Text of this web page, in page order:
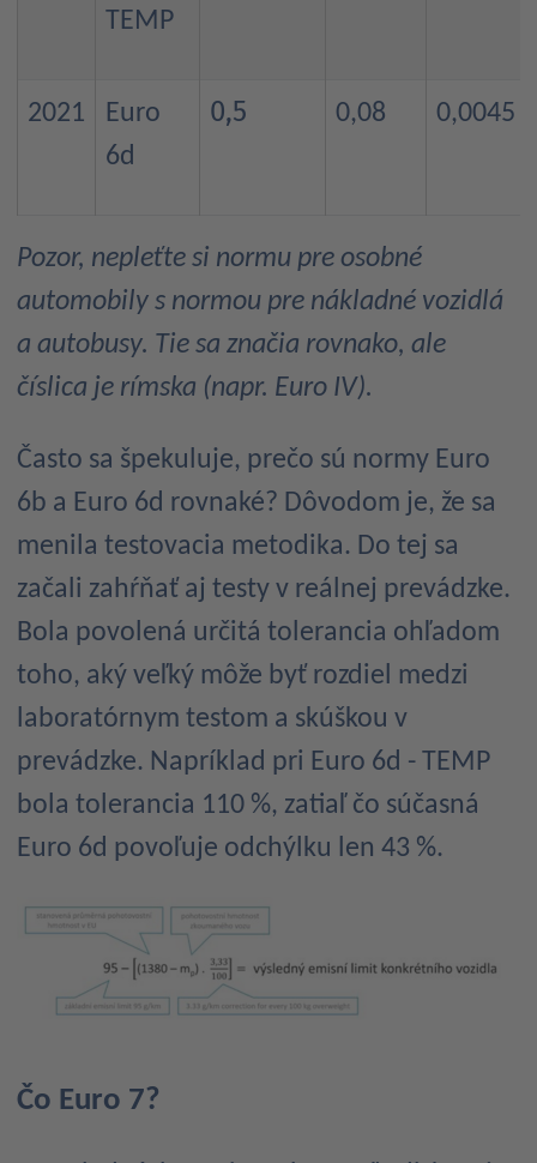
TEMP
2021
Euro
6d
0,5 0,08 0,0045
Pozor, nepleťte si normu pre osobné
automobily s normou pre nákladné vozidlá
a autobusy. Tie sa značia rovnako, ale
číslica je rímska (napr. Euro IV).
Často sa špekuluje, prečo sú normy Euro
6b a Euro 6d rovnaké? Dôvodom je, že sa
menila testovacia metodika. Do tej sa
začali zahŕňať aj testy v reálnej prevádzke.
Bola povolená určitá tolerancia ohľadom
toho, aký veľký môže byť rozdiel medzi
laboratórnym testom a skúškou v
prevádzke. Napríklad pri Euro 6d - TEMP
bola tolerancia 110 %, zatiaľ čo súčasná
Euro 6d povoľuje odchýlku len 43 %.
Čo Euro 7?